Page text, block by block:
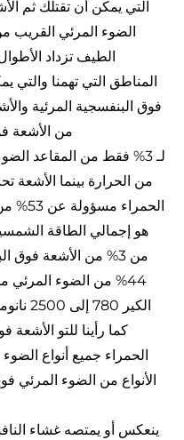
التي يمكن أن تقتلك ثم
الضوء المرئي القريب
الطيف تزداد
المناطق التي تهمنا والتي
فوق البنفسجية المرئية
من الأشعة
من الحرارة بينما الأشعة
هو إجمالي الطاقة
الكير
كما رأينا للتو
الحمراء جميع أنواع
الأنواع من الضوء المرئي